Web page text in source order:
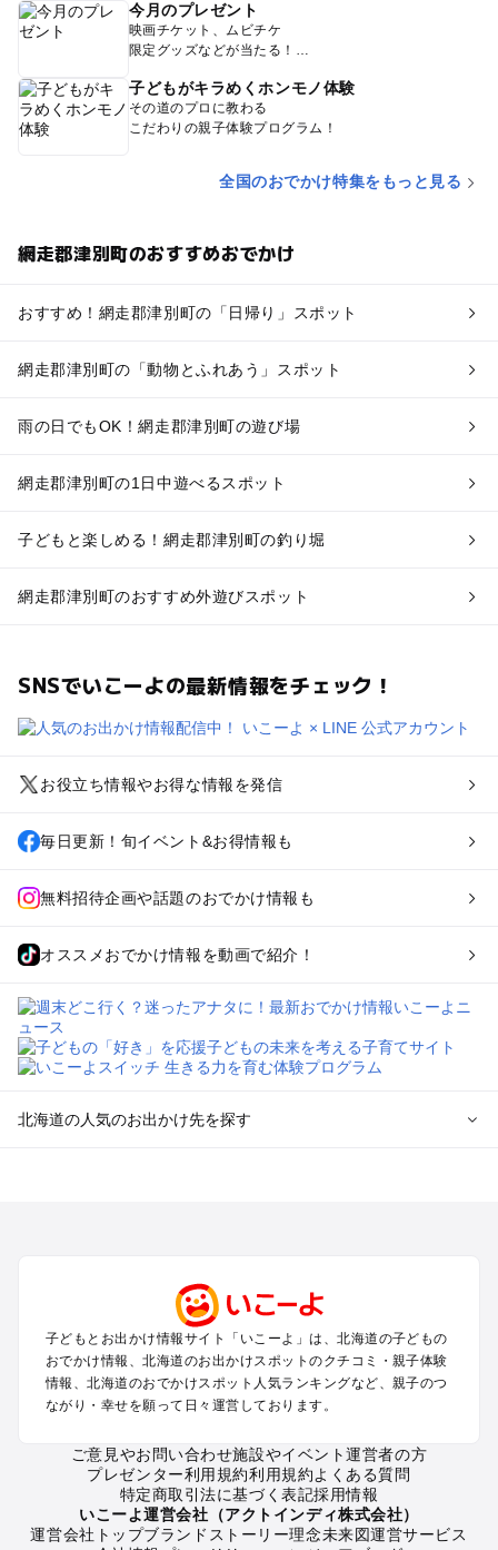
今月のプレゼント
映画チケット、ムビチケ
限定グッズなどが当たる！
子どもがキラめくホンモノ体験
その道のプロに教わる
こだわりの親子体験プログラム！
全国のおでかけ特集をもっと見る
網走郡津別町のおすすめおでかけ
おすすめ！網走郡津別町の「日帰り」スポット
網走郡津別町の「動物とふれあう」スポット
雨の日でもOK！網走郡津別町の遊び場
網走郡津別町の1日中遊べるスポット
子どもと楽しめる！網走郡津別町の釣り堀
網走郡津別町のおすすめ外遊びスポット
SNSでいこーよの最新情報をチェック！
お役立ち情報やお得な情報を発信
毎日更新！旬イベント&お得情報も
無料招待企画や話題のおでかけ情報も
オススメおでかけ情報を動画で紹介！
北海道の人気のお出かけ先を探す
函館・湯の川温泉・大沼・松前のプールお出かけ
帯広・十勝・サホロ・狩勝高原のプールお出かけ
千歳・石狩・空知・美唄のプールお出かけ
小樽・積丹・キロロのプールお出かけ
富良野・美瑛・トマム・占冠のプールお出かけ
知床・ウトロ・羅臼・網走・北見のプールお出かけ
釧路・阿寒・屈斜路・川湯・根室のプールお出かけ
えりも・日高・新冠のプールお出かけ
稚内・宗谷岬・留萌のプールお出かけ
子どもとお出かけ情報サイト「いこーよ」は、北海道の子どもの
おでかけ情報、北海道のお出かけスポットのクチコミ・親子体験
情報、北海道のおでかけスポット人気ランキングなど、親子のつ
ながり・幸せを願って日々運営しております。
ご意見やお問い合わせ施設やイベント運営者の方
プレゼンター利用規約利用規約よくある質問
特定商取引法に基づく表記採用情報
いこーよ運営会社（アクトインディ株式会社）
運営会社トップブランドストーリー理念未来図運営サービス